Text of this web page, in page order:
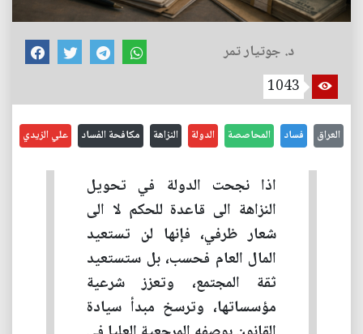
د. جوتيار تمر
1043
العراق فساد المحاصصة الدولة النزاهة مكافحة الفساد علي الزيدي
اذا نجحت الدولة في تحويل
النزاهة الى قاعدة للحكم لا الى
شعار ظرفي، فإنها لن تستعيد
المال العام فحسب، بل ستستعيد
ثقة المجتمع، وتعزز شرعية
مؤسساتها، وترسخ مبدأ سيادة